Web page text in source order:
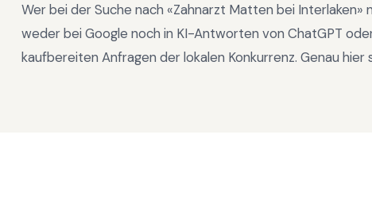
Wer bei der Suche nach «Zahnarzt Matten bei Interlaken»
weder bei Google noch in KI-Antworten von ChatGPT
kaufbereiten Anfragen der lokalen Konkurrenz. Genau hier